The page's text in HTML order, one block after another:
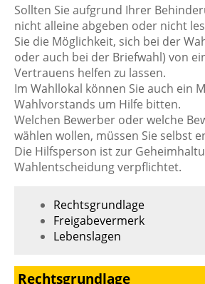
Sollten Sie aufgrund Ihrer
nicht alleine abgeben oder nicht
Sie die Möglichkeit, sich bei der
oder auch bei der Briefwahl) von
Vertrauens helfen zu lassen.
Im Wahllokal können Sie auch ein
Wahlvorstands um Hilfe bitten.
Welchen Bewerber oder welche
wählen wollen, müssen Sie selbst
Die Hilfsperson ist zur
Wahlentscheidung verpflichtet.
Rechtsgrundlage
Freigabevermerk
Lebenslagen
Rechtsgrundlage